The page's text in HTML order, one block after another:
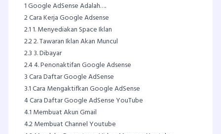
1Google AdSense Adalah….
2Cara Kerja Google Adsense
2.11. Menyediakan Space Iklan
2.22. Tawaran Iklan Akan Muncul
2.3 3. Dibayar
2.44. Penonaktifan Google Adsense
3Cara Daftar Google AdSense
3.1Cara Mengaktifkan Google AdSense
4Cara Daftar Google AdSense YouTube
4.1 Membuat Akun Gmail
4.2Membuat Channel Youtube